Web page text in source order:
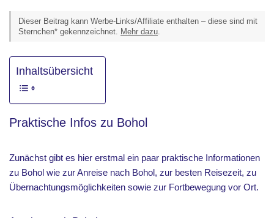
Dieser Beitrag kann Werbe-Links/Affiliate enthalten – diese sind mit
Sternchen* gekennzeichnet. Mehr dazu.
Inhaltsübersicht
Praktische Infos zu Bohol
Zunächst gibt es hier erstmal ein paar praktische Informationen
zu Bohol wie zur Anreise nach Bohol, zur besten Reisezeit, zu
Übernachtungsmöglichkeiten sowie zur Fortbewegung vor Ort.